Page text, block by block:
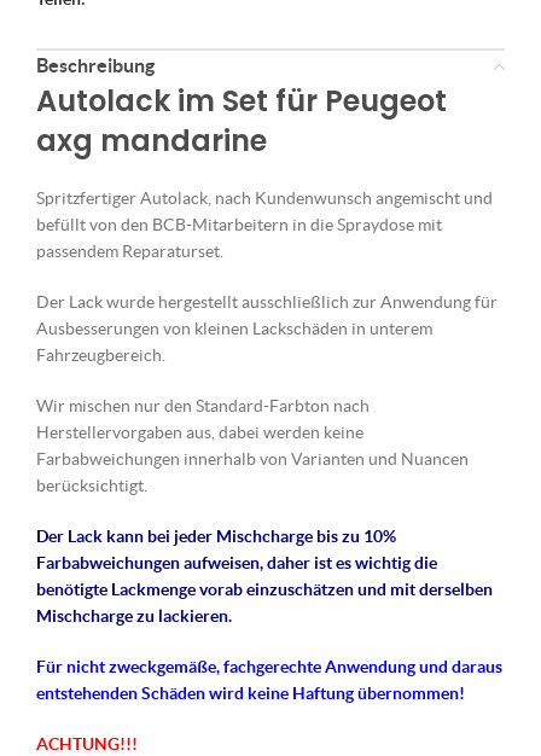
Beschreibung
Autolack im Set für Peugeot
axg mandarine
Spritzfertiger Autolack, nach Kundenwunsch angemischt und
befüllt von den BCB-Mitarbeitern in die Spraydose mit
passendem Reparaturset.
Der Lack wurde hergestellt ausschließlich zur Anwendung für
Ausbesserungen von kleinen Lackschäden in unterem
Fahrzeugbereich.
Wir mischen nur den Standard-Farbton nach
Herstellervorgaben aus, dabei werden keine
Farbabweichungen innerhalb von Varianten und Nuancen
berücksichtigt.
Der Lack kann bei jeder Mischcharge bis zu 10%
Farbabweichungen aufweisen, daher ist es wichtig die
benötigte Lackmenge vorab einzuschätzen und mit derselben
Mischcharge zu lackieren.
Für nichtzweckgemäße, fachgerechte Anwendung und daraus
entstehenden Schäden wird keine Haftung übernommen!
ACHTUNG!!!